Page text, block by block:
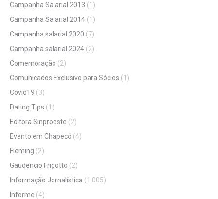
Campanha Salarial 2013 (1)
Campanha Salarial 2014 (1)
Campanha salarial 2020 (7)
Campanha salarial 2024 (2)
Comemoração (2)
Comunicados Exclusivo para Sócios (1)
Covid19 (3)
Dating Tips (1)
Editora Sinproeste (2)
Evento em Chapecó (4)
Fleming (2)
Gaudêncio Frigotto (2)
Informação Jornalística (1.005)
Informe (4)